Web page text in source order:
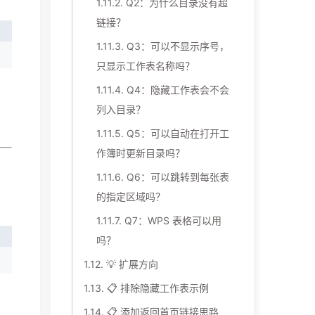
1.11.2. Q2：为什么目录没有超
链接？
1.11.3. Q3：可以不显示序号，
只显示工作表名称吗？
1.11.4. Q4：隐藏工作表会不会
列入目录？
1.11.5. Q5：可以自动在打开工
作簿时更新目录吗？
1.11.6. Q6：可以跳转到每张表
的指定区域吗？
1.11.7. Q7：WPS 表格可以用
吗？
1.12. 💡 扩展方向
1.13. 📋 排除隐藏工作表示例
1.14. 📋 添加返回首页链接思路